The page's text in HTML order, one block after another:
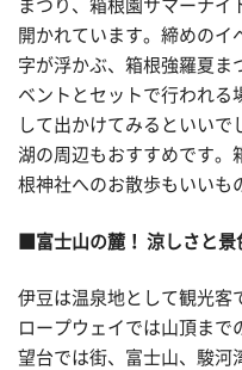
まつり、箱根園サマーナイ
開かれています。締めのイ
字が浮かぶ、箱根強羅夏ま
ベントとセットで行われる
して出かけてみるといいで
湖の周辺もおすすめです。
根神社へのお散歩もいいも
■富士山の麓！ 涼しさと
伊豆は温泉地として観光客
ロープウェイでは山頂まで
望台では街、富士山、駿河